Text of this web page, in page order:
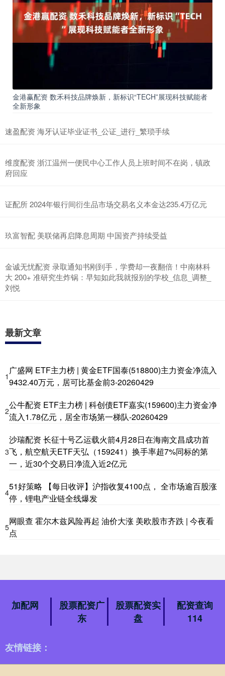
金港赢配资 数禾科技品牌焕新，新标识“TECH”展现科技赋能者
全新形象
速盈配资 海牙认证毕业证书_公证_进行_繁琐手续
维度配资 浙江温州一便民中心工作人员上班时间不在岗，镇政
府回应
证配所 2024年银行间衍生品市场交易名义本金达235.4万亿元
玖富智配 美联储再启降息周期 中国资产持续受益
金诚无忧配资 录取通知书刚到手，学费却一夜翻倍！中南林科
大 200+ 准研究生炸锅：早知如此我就报别的学校_信息_调整_
刘悦
最新文章
1
广盛网 ETF主力榜 | 黄金ETF国泰(518800)主力资金净流入
9432.40万元，居可比基金前3-20260429
2
公牛配资 ETF主力榜 | 科创债ETF嘉实(159600)主力资金净
流入1.78亿元，居全市场第一梯队-20260429
3
沙瑞配资 长征十号乙运载火箭4月28日在海南文昌成功首
飞，航空航天ETF天弘（159241）换手率超7%同标的第
一，近30个交易日净流入近2亿元
4
51好策略 【每日收评】沪指收复4100点， 全市场逾百股涨
停，锂电产业链全线爆发
5
网眼查 霍尔木兹风险再起 油价大涨 美欧股市齐跌 | 今夜看
点
加配网
股票配资广
东
股票配资实
盘
配资查询
114
友情链接：